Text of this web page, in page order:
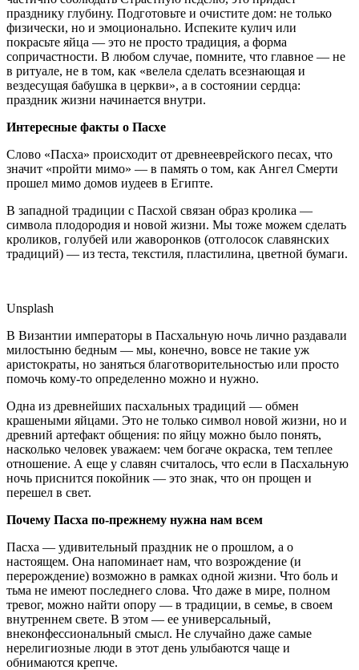
празднику глубину. Подготовьте и очистите дом: не только
физически, но и эмоционально. Испеките кулич или
покрасьте яйца — это не просто традиция, а форма
сопричастности. В любом случае, помните, что главное — не
в ритуале, не в том, как «велела сделать всезнающая и
вездесущая бабушка в церкви», а в состоянии сердца:
праздник жизни начинается внутри.
Интересные факты о Пасхе
Слово «Пасха» происходит от древнееврейского песах, что
значит «пройти мимо» — в память о том, как Ангел Смерти
прошел мимо домов иудеев в Египте.
В западной традиции с Пасхой связан образ кролика —
символа плодородия и новой жизни. Мы тоже можем сделать
кроликов, голубей или жаворонков (отголосок славянских
традиций) — из теста, текстиля, пластилина, цветной бумаги.
Unsplash
В Византии императоры в Пасхальную ночь лично раздавали
милостыню бедным — мы, конечно, вовсе не такие уж
аристократы, но заняться благотворительностью или просто
помочь кому-то определенно можно и нужно.
Одна из древнейших пасхальных традиций — обмен
крашеными яйцами. Это не только символ новой жизни, но и
древний артефакт общения: по яйцу можно было понять,
насколько человек уважаем: чем богаче окраска, тем теплее
отношение. А еще у славян считалось, что если в Пасхальную
ночь приснится покойник — это знак, что он прощен и
перешел в свет.
Почему Пасха по-прежнему нужна нам всем
Пасха — удивительный праздник не о прошлом, а о
настоящем. Она напоминает нам, что возрождение (и
перерождение) возможно в рамках одной жизни. Что боль и
тьма не имеют последнего слова. Что даже в мире, полном
тревог, можно найти опору — в традиции, в семье, в своем
внутреннем свете. В этом — ее универсальный,
внеконфессиональный смысл. Не случайно даже самые
нерелигиозные люди в этот день улыбаются чаще и
обнимаются крепче.